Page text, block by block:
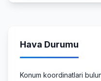
Hava Durumu
Konum koordinatlari